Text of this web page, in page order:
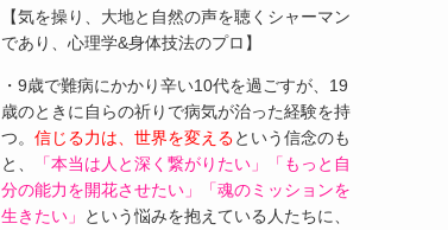
【気を操り、大地と自然の声を聴くシャーマン
であり、心理学&身体技法のプロ】
・9歳で難病にかかり辛い10代を過ごすが、19
歳のときに自らの祈りで病気が治った経験を持
つ。 信じる力は、世界を変えるという信念のも
と、
「本当は人と深く繋がりたい」「もっと自
分の能力を開花させたい」「魂のミッションを
生きたい」
という悩みを抱えている人たちに、